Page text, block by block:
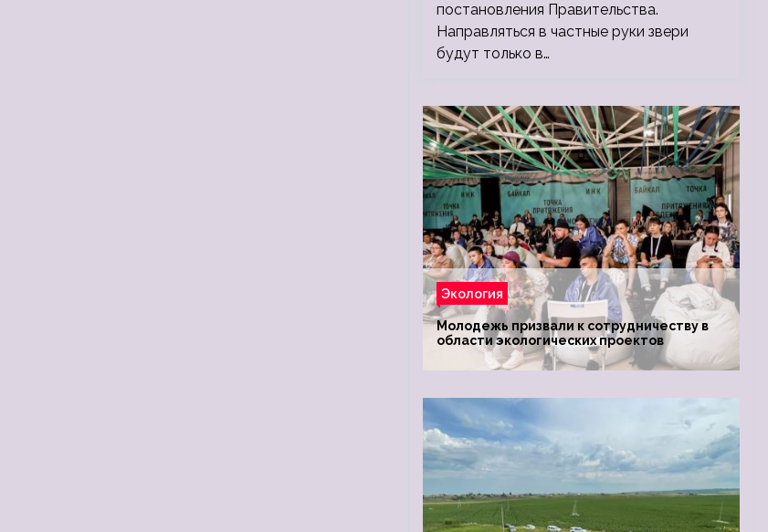
постановления Правительства.
Направляться в частные руки звери
будут только в…
Экология
Молодежь призвали к сотрудничеству в
области экологических проектов